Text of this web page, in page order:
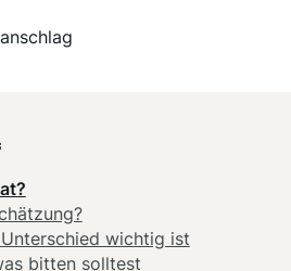
wichtig ist
bitten solltest